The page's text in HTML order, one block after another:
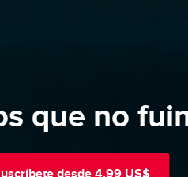
que no
desde 4,99 US$